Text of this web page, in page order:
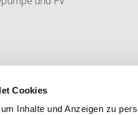
Cookies
Inhalte und Anzeigen zu